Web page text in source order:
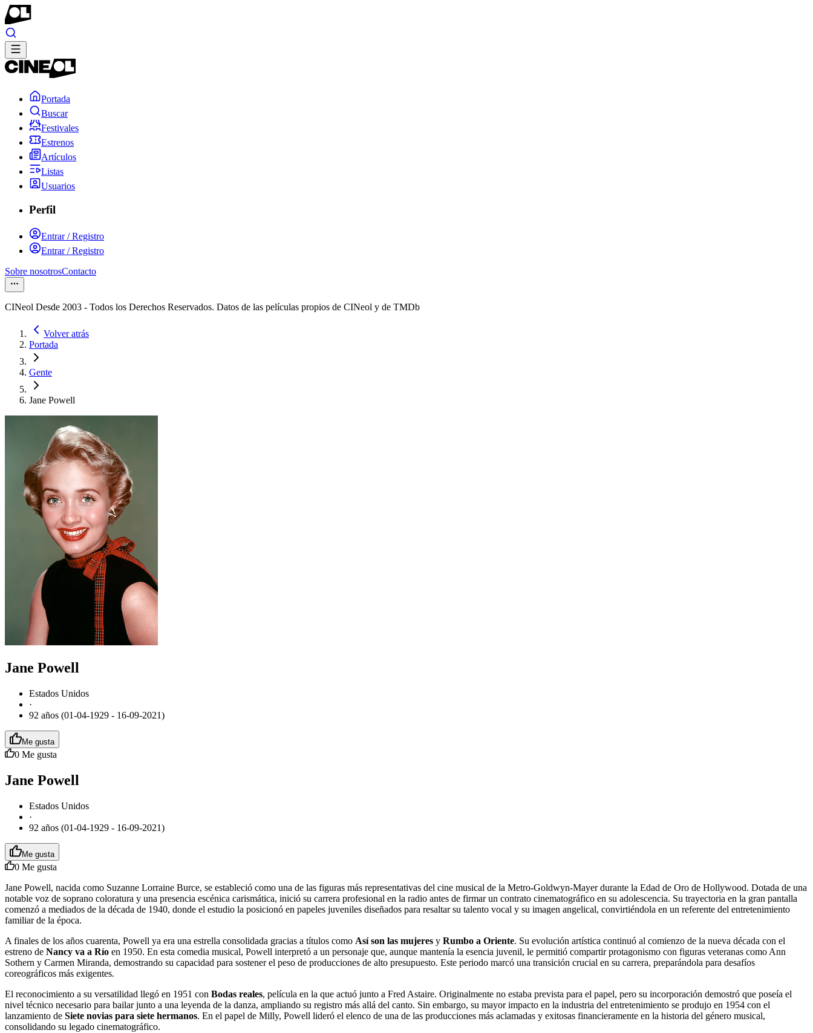
Portada
Buscar
Festivales
Estrenos
Artículos
Listas
Usuarios
Perfil
Entrar / Registro
Entrar / Registro
Sobre nosotrosContacto
CINeol Desde 2003 - Todos los Derechos Reservados. Datos de las películas propios de CINeol y de TMDb
Volver atrás
Portada
Gente
Jane Powell
Jane Powell
Estados Unidos
·
92 años (01-04-1929 - 16-09-2021)
Me gusta
0 Me gusta
Jane Powell
Estados Unidos
·
92 años (01-04-1929 - 16-09-2021)
Me gusta
0 Me gusta
Jane Powell, nacida como Suzanne Lorraine Burce, se estableció como una de las figuras más representativas del cine musical de la Metro-Goldwyn-Mayer durante la Edad de Oro de Hollywood. Dotada de una
notable voz de soprano coloratura y una presencia escénica carismática, inició su carrera profesional en la radio antes de firmar un contrato cinematográfico en su adolescencia. Su trayectoria en la gran pantalla
comenzó a mediados de la década de 1940, donde el estudio la posicionó en papeles juveniles diseñados para resaltar su talento vocal y su imagen angelical, convirtiéndola en un referente del entretenimiento
familiar de la época.
A finales de los años cuarenta, Powell ya era una estrella consolidada gracias a títulos como Así son las mujeres y Rumbo a Oriente. Su evolución artística continuó al comienzo de la nueva década con el
estreno de Nancy va a Río en 1950. En esta comedia musical, Powell interpretó a un personaje que, aunque mantenía la esencia juvenil, le permitió compartir protagonismo con figuras veteranas como Ann
Sothern y Carmen Miranda, demostrando su capacidad para sostener el peso de producciones de alto presupuesto. Este periodo marcó una transición crucial en su carrera, preparándola para desafíos
coreográficos más exigentes.
El reconocimiento a su versatilidad llegó en 1951 con Bodas reales, película en la que actuó junto a Fred Astaire. Originalmente no estaba prevista para el papel, pero su incorporación demostró que poseía el
nivel técnico necesario para bailar junto a una leyenda de la danza, ampliando su registro más allá del canto. Sin embargo, su mayor impacto en la industria del entretenimiento se produjo en 1954 con el
lanzamiento de Siete novias para siete hermanos. En el papel de Milly, Powell lideró el elenco de una de las producciones más aclamadas y exitosas financieramente en la historia del género musical,
consolidando su legado cinematográfico.